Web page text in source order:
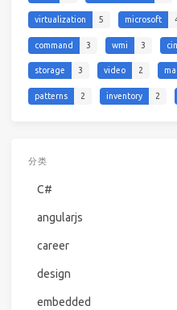
virtualization 5 microsoft
command 3 wmi 3
storage 3 video 2
patterns 2 inventory 2
分类
C#
angularjs
career
design
embedded